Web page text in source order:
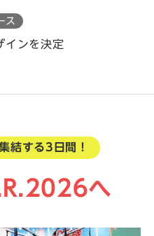
ス
インを決定
結する3日間！
へ